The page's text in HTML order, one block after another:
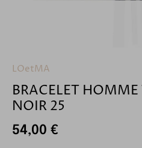
LOetMA
BRACELET
NOIR 25
54,00 €